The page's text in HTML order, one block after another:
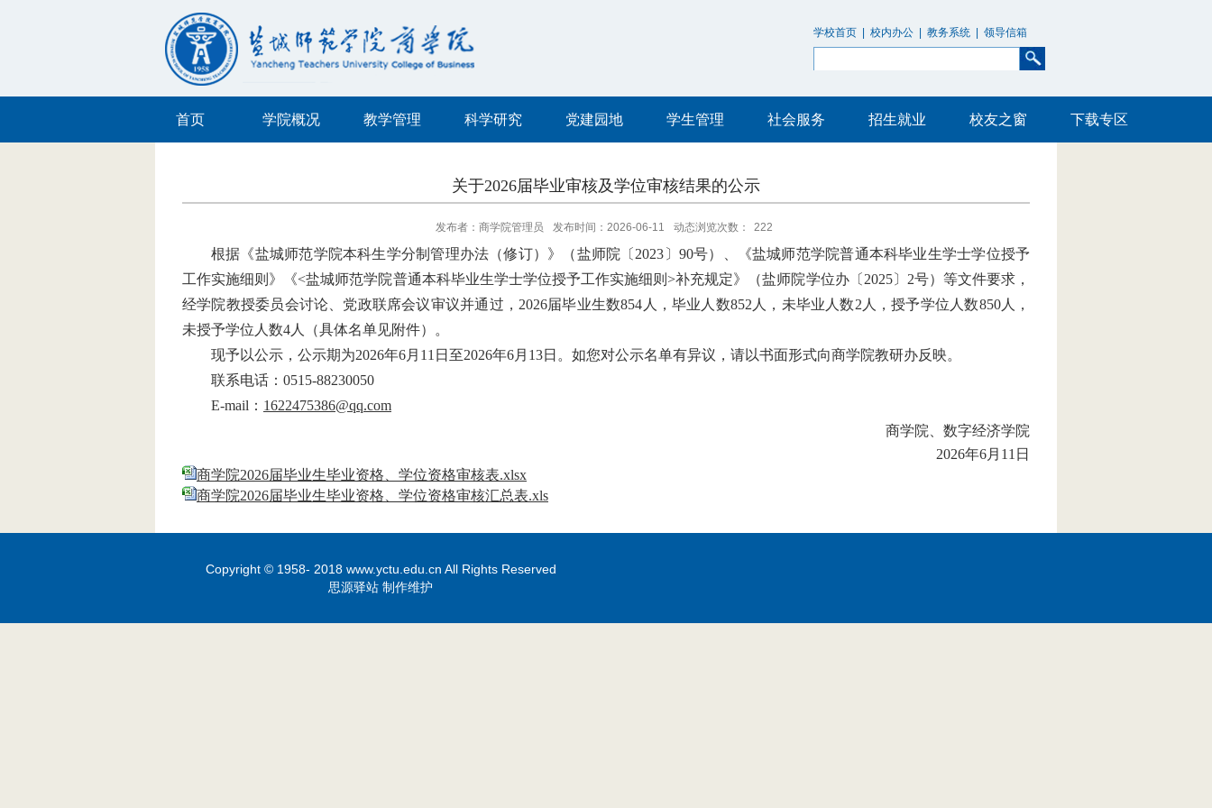
学校首页 校内办公 教务系统 领导信箱
首页 学院概况 教学管理 科学研究 党建园地 学生管理 社会服务 招生就业 校友之窗 下载专区
关于2026届毕业审核及学位审核结果的公示
发布者：商学院管理员 发布时间：2026-06-11 动态浏览次数： 222
根据《盐城师范学院本科生学分制管理办法（修订）》（盐师院〔 2023〕90号）、《盐城师范学院普通本科毕业生学士学位授予
工作实施细则》《<盐城师范学院普通本科毕业生学士学位授予工作实施细则>补充规定》（盐师院学位办〔2025〕2号）等文件要求，
经学院教授委员会讨论、党政联席会议审议并通过，2026届毕业生数854人，毕业人数852人，未毕业人数2人，授予学位人数850人，
未授予学位人数4人
（具体名单见附件）。
现予以公示，公示期为2026年6月11日至2026年6月13日。如您对公示名单有异议，请以书面形式向商学院教研办反映。
联系电话： 0515-88230050
E-mail： 1622475386@qq.com
商学院、数字经济学院
2026年6月11日
商学院2026届毕业生毕业资格、学位资格审核表.xlsx
商学院2026届毕业生毕业资格、学位资格审核汇总表.xls
Copyright © 1958- 2018 www.yctu.edu.cn All Rights Reserved
思源驿站 制作维护